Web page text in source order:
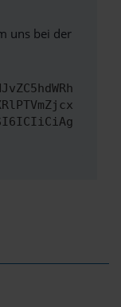
uns bei der